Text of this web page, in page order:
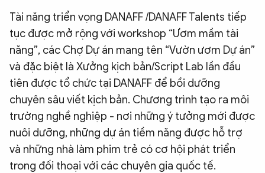
Tài năng triển vọng DANAFF /DANAFF Talents tiếp
tục được mở rộng với workshop “Ươm mầm tài
năng”, các Chợ Dự án mang tên “Vườn ươm Dự án”
và đặc biệt là Xưởng kịch bản/Script Lab lần đầu
tiên được tổ chức tại DANAFF để bồi dưỡng
chuyên sâu viết kịch bản. Chương trình tạo ra môi
trường nghề nghiệp - nơi những ý tưởng mới được
nuôi dưỡng, những dự án tiềm năng được hỗ trợ
và những nhà làm phim trẻ có cơ hội phát triển
trong đối thoại với các chuyên gia quốc tế.